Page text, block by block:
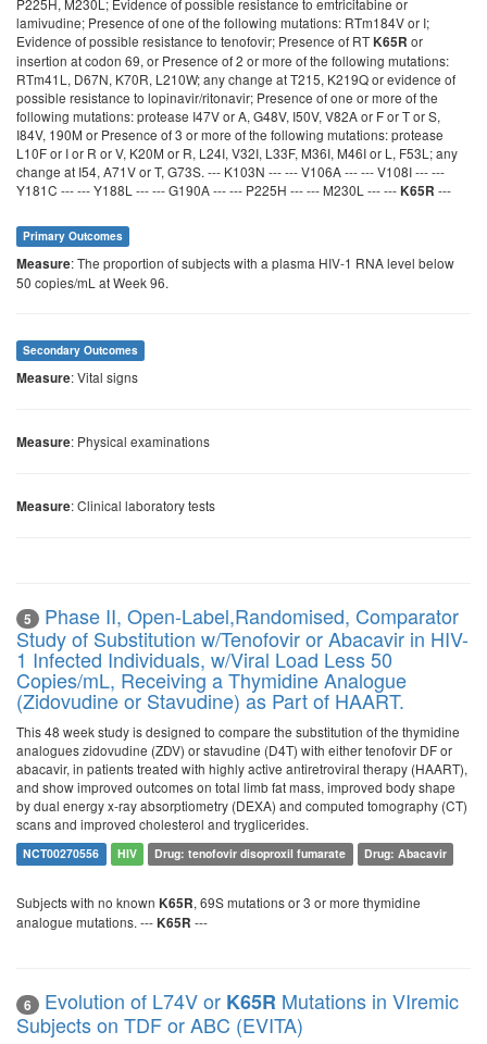
P225H, M230L; Evidence of possible resistance to emtricitabine or
lamivudine; Presence of one of the following mutations: RTm184V or I;
Evidence of possible resistance to tenofovir; Presence of RTK65R or
insertion at codon 69, or Presence of 2 or more of the following mutations:
RTm41L, D67N, K70R, L210W; any change at T215, K219Q or evidence of
possible resistance to lopinavir/ritonavir; Presence of one or more of the
following mutations: protease I47V or A, G48V, I50V, V82A or F or T or S,
I84V, 190M or Presence of 3 or more of the following mutations: protease
L10F or I or R or V, K20M or R, L24I, V32I, L33F, M36I, M46I or L, F53L; any
change at I54, A71V or T, G73S. --- K103N --- --- V106A --- --- V108I --- ---
Y181C --- --- Y188L --- --- G190A --- --- P225H --- --- M230L --- ---K65R ---
Primary Outcomes
Measure: The proportion of subjects with a plasma HIV-1 RNA level below
50 copies/mL at Week 96.
Secondary Outcomes
Measure: Vital signs
Measure: Physical examinations
Measure: Clinical laboratory tests
5
Phase II, Open-Label,Randomised, Comparator
Study of Substitution w/Tenofovir or Abacavir in HIV-
1 Infected Individuals, w/Viral Load Less 50
Copies/mL, Receiving a Thymidine Analogue
(Zidovudine or Stavudine) as Part of HAART.
This 48 week study is designed to compare the substitution of the thymidine
analogues zidovudine (ZDV) or stavudine (D4T) with either tenofovir DF or
abacavir, in patients treated with highly active antiretroviral therapy (HAART),
and show improved outcomes on total limb fat mass, improved body shape
by dual energy x-ray absorptiometry (DEXA) and computed tomography (CT)
scans and improved cholesterol and tryglicerides.
NCT00270556 HIV Drug: tenofovir disoproxil fumarate Drug: Abacavir
Subjects with no known K65R, 69S mutations or 3 or more thymidine
analogue mutations. ---K65R ---
6 Evolution of L74V or K65R Mutations in VIremic
Subjects on TDF or ABC (EVITA)